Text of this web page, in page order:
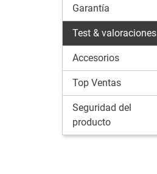
Garantía
Test & valoraciones
Accesorios
Top Ventas
Seguridad del
producto